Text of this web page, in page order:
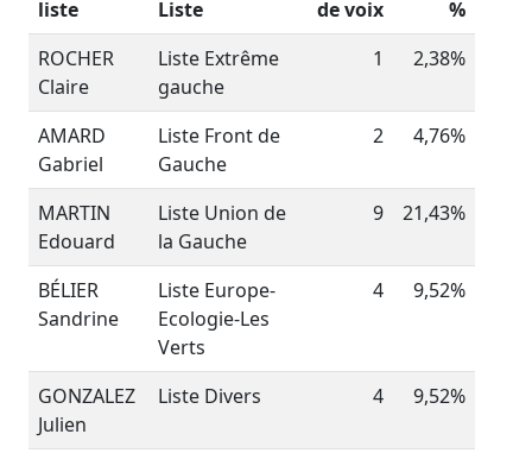
liste
Liste
de voix
%
ROCHER
Claire
Liste Extrême
gauche
1 2,38%
AMARD
Gabriel
Liste Front de
Gauche
2 4,76%
MARTIN
Edouard
Liste Union de
la Gauche
9 21,43%
BÉLIER
Sandrine
Liste Europe-
Ecologie-Les
Verts
4 9,52%
GONZALEZ
Julien
Liste Divers 4 9,52%